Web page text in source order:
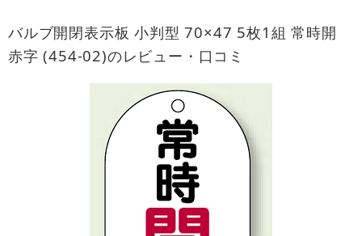
バルブ開閉表示板 小判型 70×47 5枚1組 常時開
赤字 (454-02)のレビュー・口コミ